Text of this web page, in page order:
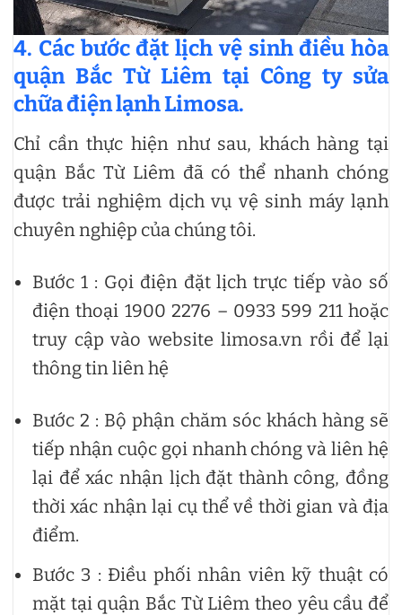
4. Các bước đặt lịch vệ sinh điều hòa
quận Bắc Từ Liêm tại Công ty sửa
chữa điện lạnh Limosa.
Chỉ cần thực hiện như sau, khách hàng tại
quận Bắc Từ Liêm đã có thể nhanh chóng
được trải nghiệm dịch vụ vệ sinh máy lạnh
chuyên nghiệp của chúng tôi.
Bước 1 : Gọi điện đặt lịch trực tiếp vào số
điện thoại 1900 2276 – 0933 599 211 hoặc
truy cập vào website limosa.vn rồi để lại
thông tin liên hệ
Bước 2 : Bộ phận chăm sóc khách hàng sẽ
tiếp nhận cuộc gọi nhanh chóng và liên hệ
lại để xác nhận lịch đặt thành công, đồng
thời xác nhận lại cụ thể về thời gian và địa
điểm.
Bước 3 : Điều phối nhân viên kỹ thuật có
mặt tại quận Bắc Từ Liêm theo yêu cầu để